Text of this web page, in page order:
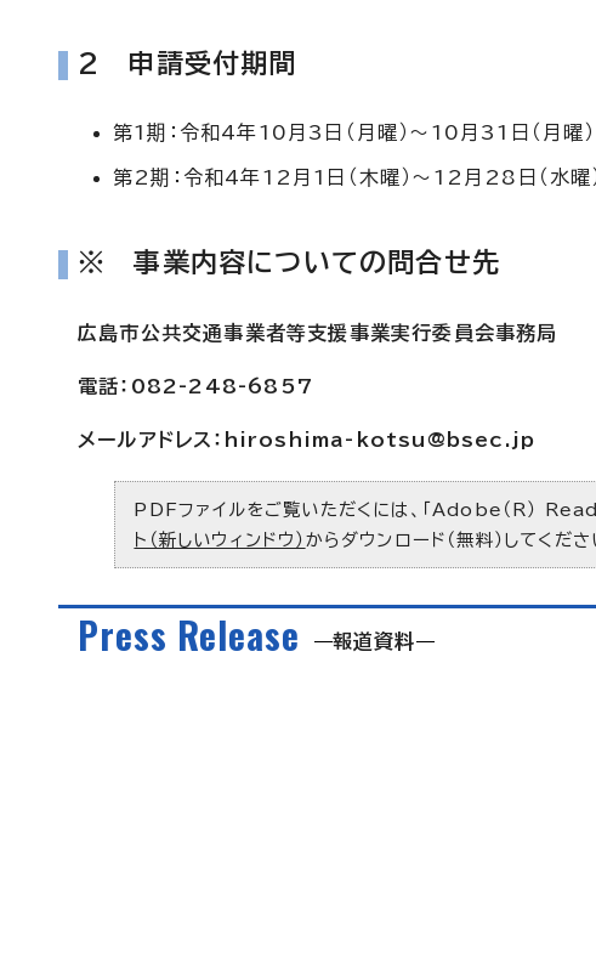
2 申請受付期間
第1期：令和4年10月3日（月曜）～10月31日（月曜）
第2期：令和4年12月1日（木曜）～12月28日（水曜
※ 事業内容についての問合せ先
広島市公共交通事業者等支援事業実行委員会事務局
電話：082-248-6857
メールアドレス： hiroshima-kotsu@bsec.jp
PDFファイルをご覧いただくには、「Adobe（R）
ト（新しいウィンドウ） からダウンロード（無料）してくださ
Press Release 報道資料